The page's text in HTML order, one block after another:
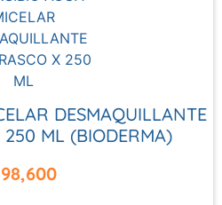
DESMAQUILLANTE
250 ML (BIODERMA)
98,600